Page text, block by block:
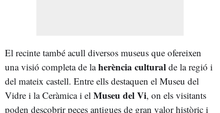
El recinte també acull diversos museus que ofereixen
una visió completa de laherència cultural de la regió i
del mateix castell. Entre ells destaquen el Museu del
Vidre i la Ceràmica i el Museu del Vi, on els visitants
poden descobrir peces antigues de gran valor històric i